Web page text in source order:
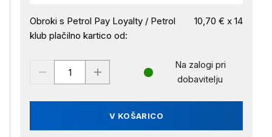
Obroki s Petrol Pay Loyalty / Petrol
klub plačilno kartico od:
10,70 € x 14
V KOŠARICO
Na zalogi pri
dobavitelju